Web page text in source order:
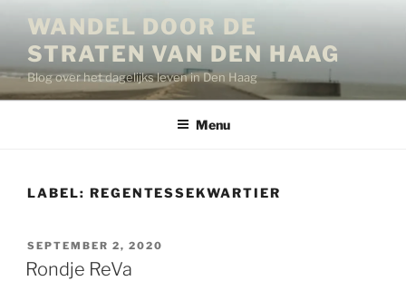
inhoud
WANDEL DOOR DE
STRATEN VAN DEN HAAG
Blog over het dagelijks leven in Den Haag
Menu
LABEL: REGENTESSEKWARTIER
GEPLAATST
OP
SEPTEMBER 2, 2020
Rondje ReVa